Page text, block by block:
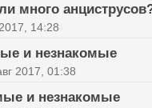
много
14:28
и незнакомые
2017, 01:38
и незнакомые